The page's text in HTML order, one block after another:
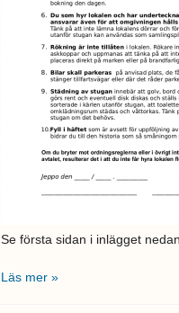
Se första sidan i inlägget
Läs mer »